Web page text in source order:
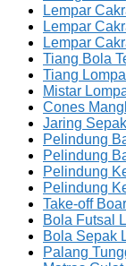
Lempar
Lempar
Lempar
Tiang Bola
Tiang
Mistar
Cones
Jaring
Pelindung
Pelindung
Pelindung
Pelindung
Take-off
Bola Futsal
Bola Sepak
Palang